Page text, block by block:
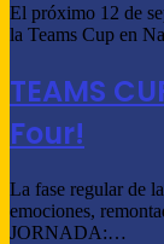
El próximo 12 de
la Teams Cup en
TEAMS
Four!
La fase regular de
emociones,
JORNADA:…